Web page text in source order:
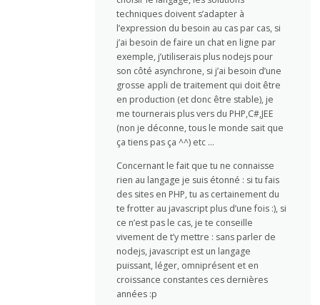
techniques doivent s’adapter à
l’expression du besoin au cas par cas, si
j’ai besoin de faire un chat en ligne par
exemple, j’utiliserais plus nodejs pour
son côté asynchrone, si j’ai besoin d’une
grosse appli de traitement qui doit être
en production (et donc être stable), je
me tournerais plus vers du PHP,C#,JEE
(non je déconne, tous le monde sait que
ça tiens pas ça ^^) etc …
Concernant le fait que tu ne connaisse
rien au langage je suis étonné : si tu fais
des sites en PHP, tu as certainement du
te frotter au javascript plus d’une fois :), si
ce n’est pas le cas, je te conseille
vivement de t’y mettre : sans parler de
nodejs, javascript est un langage
puissant, léger, omniprésent et en
croissance constantes ces dernières
années :p